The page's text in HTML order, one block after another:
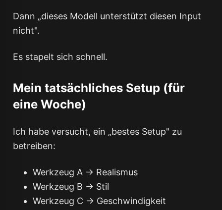
Dann „dieses Modell unterstützt diesen Input
nicht".
Es stapelt sich schnell.
Mein tatsächliches Setup (für
eine Woche)
Ich habe versucht, ein „bestes Setup" zu
betreiben:
Werkzeug A → Realismus
Werkzeug B → Stil
Werkzeug C → Geschwindigkeit